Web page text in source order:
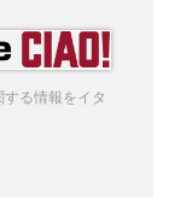
る情報をイタ